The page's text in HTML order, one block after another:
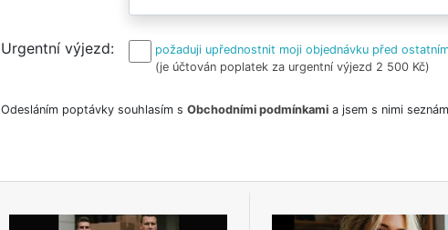
Urgentní výjezd
požaduji upřednostnit moji objednávku před
(je účtován poplatek za urgentní výjezd 2 500 Kč)
Odesláním poptávky souhlasím s Obchodními podmínkamia jsem s nimi